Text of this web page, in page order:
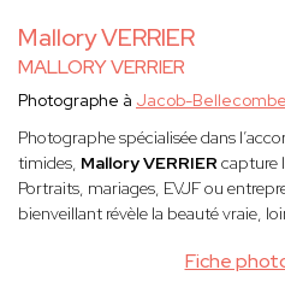
Mallory VERRIER
MALLORY VERRIER
Fiche
Photographe à Jacob-
Photographe spécialisée dans
timides, Mallory VERRIER capture
Portraits, mariages, EVJF ou
bienveillant révèle la beauté vraie,